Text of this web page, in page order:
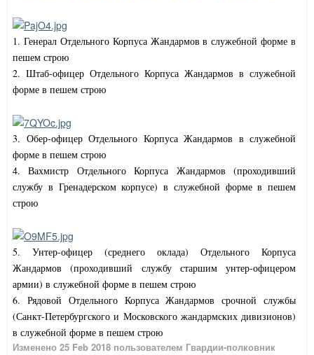
1. Генерал Отдельного Корпуса Жандармов в служебной форме в
пешем строю
2. Штаб-офицер Отдельного Корпуса Жандармов в служебной
форме в пешем строю
3. Обер-офицер Отдельного Корпуса Жандармов в служебной
форме в пешем строю
4. Вахмистр Отдельного Корпуса Жандармов (проходивший
службу в Гренадерском корпусе) в служебной форме в пешем
строю
5. Унтер-офицер (среднего оклада) Отдельного Корпуса
Жандармов (проходивший службу старшим унтер-офицером
армии) в служебной форме в пешем строю
6. Рядовой Отдельного Корпуса Жандармов срочной службы
(Санкт-Петербургского и Московского жандармских дивизионов)
в служебной форме в пешем строю
Изменено 25 Feb 2018 пользователем Гвардии-полковник